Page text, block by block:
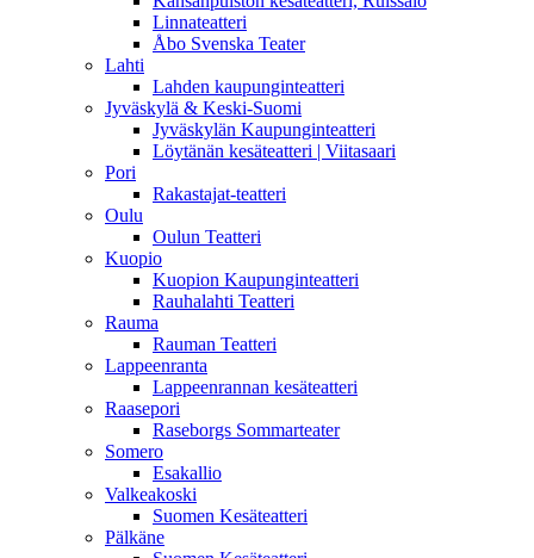
Linnateatteri
Åbo Svenska Teater
Lahti
Lahden kaupunginteatteri
Jyväskylä & Keski-Suomi
Jyväskylän Kaupunginteatteri
Löytänän kesäteatteri | Viitasaari
Pori
Rakastajat-teatteri
Oulu
Oulun Teatteri
Kuopio
Kuopion Kaupunginteatteri
Rauhalahti Teatteri
Rauma
Rauman Teatteri
Lappeenranta
Lappeenrannan kesäteatteri
Raasepori
Raseborgs Sommarteater
Somero
Esakallio
Valkeakoski
Suomen Kesäteatteri
Pälkäne